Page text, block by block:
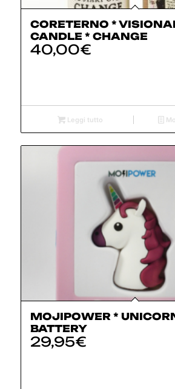
CORETERNO *
CANDLE * CHANGE
40,00€
Leggi tutto
MOJIPOWER *
BATTERY
29,95€